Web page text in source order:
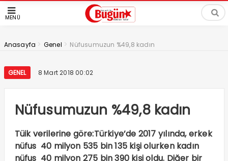
MENÜ
Anasayfa > Genel > Nüfusumuzun %49,8 kadın
GENEL 8 Mart 2018 00:02
Nüfusumuzun %49,8 kadın
Tüik verilerine göre:Türkiye’de 2017 yılında, erkek
nüfus 40 milyon 535 bin 135 kişi olurken kadın
nüfus 40 milyon 275 bin 390 kişi oldu. Diğer bir